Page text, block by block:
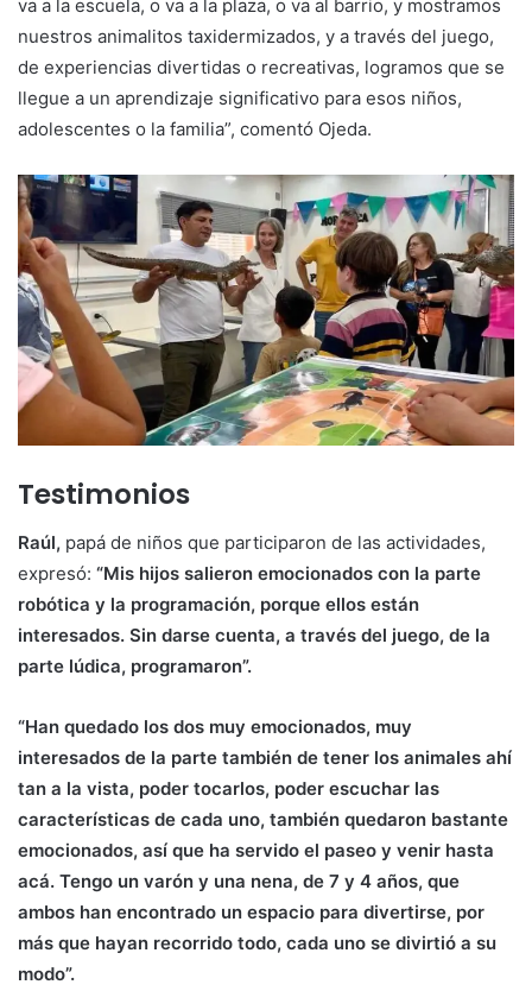
va a la escuela, o va a la plaza, o va al barrio, y mostramos
nuestros animalitos taxidermizados, y a través del juego,
de experiencias divertidas o recreativas, logramos que se
llegue a un aprendizaje significativo para esos niños,
adolescentes o la familia”, comentó Ojeda.
Testimonios
Raúl, papá de niños que participaron de las actividades,
expresó: “Mis hijos salieron emocionados con la parte
robótica y la programación, porque ellos están
interesados. Sin darse cuenta, a través del juego, de la
parte lúdica, programaron”.
“Han quedado los dos muy emocionados, muy
interesados de la parte también de tener los animales ahí
tan a la vista, poder tocarlos, poder escuchar las
características de cada uno, también quedaron bastante
emocionados, así que ha servido el paseo y venir hasta
acá. Tengo un varón y una nena, de 7 y 4 años, que
ambos han encontrado un espacio para divertirse, por
más que hayan recorrido todo, cada uno se divirtió a su
modo”.